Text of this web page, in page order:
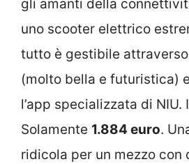
gli amanti della
uno scooter elettrico
tutto è gestibile
(molto bella e futuristica)
l’app specializzata di NIU.
Solamente 1.884 euro.
ridicola per un mezzo con